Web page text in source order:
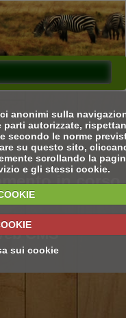
anonimi sulla
autorizzate,
secondo le norme
su questo sito,
scrollando la
e gli stessi cookie.
sui cookie
in corso
CMS